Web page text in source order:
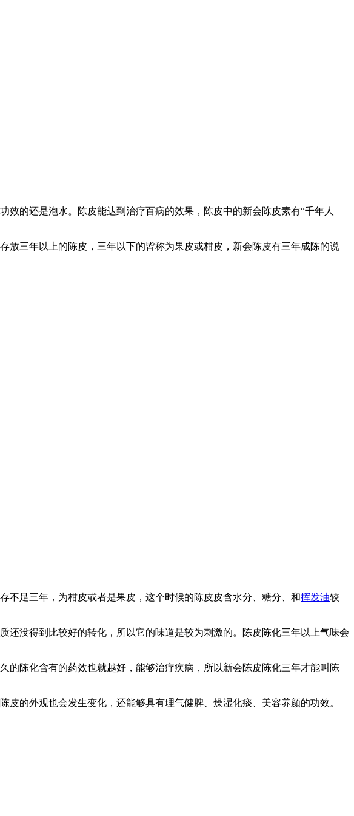
的还是泡水。陈皮能达到治疗百病的效果，陈皮中的新会陈皮素有“千年人
放三年以上的陈皮，三年以下的皆称为果皮或柑皮，新会陈皮有三年成陈的说
不足三年，为柑皮或者是果皮，这个时候的陈皮皮含水分、糖分、和挥发油较
没得到比较好的转化，所以它的味道是较为刺激的。陈皮陈化三年以上气味会
的陈化含有的药效也就越好，能够治疗疾病，所以新会陈皮陈化三年才能叫陈
的外观也会发生变化，还能够具有理气健脾、燥湿化痰、美容养颜的功效。